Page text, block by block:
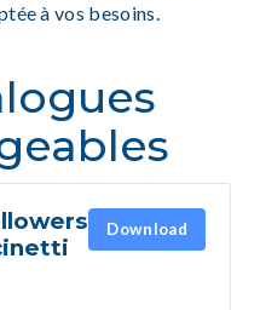
à vos besoins.
Download